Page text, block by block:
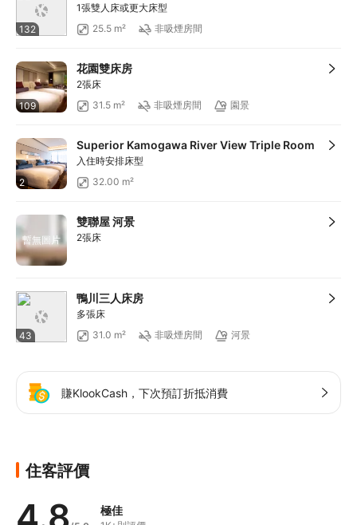
132
1張雙人床或更大床型
25.5 m²
非吸煙房間
109
花園雙床房
2張床
31.5 m²
非吸煙房間 園景
2
Superior Kamogawa River View Triple Room
入住時安排床型
32.00 m²
暫無圖片
雙聯屋 河景
2張床
43
鴨川三人床房
多張床
31.0 m²
非吸煙房間 河景
賺KlookCash，下次預訂折抵消費
住客評價
極佳